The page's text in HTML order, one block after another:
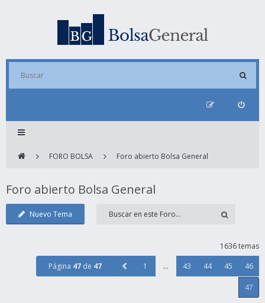
FORO BOLSA Foro abierto Bolsa General
Foro abierto Bolsa General
Nuevo Tema
1636 temas
Página 47 de 47 1 … 43 44 45 46
47